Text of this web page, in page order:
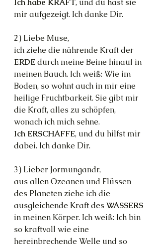
mir aufgezeigt. Ich danke Dir.
2) Liebe Muse,
ich ziehe die nährende Kraft der
ERDE durch meine Beine hinauf in
meinen Bauch. Ich weiß: Wie im
Boden, so wohnt auch in mir eine
heilige Fruchtbarkeit. Sie gibt mir
die Kraft, alles zu schöpfen,
wonach ich mich sehne.
Ich ERSCHAFFE, und du hilfst mir
dabei. Ich danke Dir.
3) Lieber Jormungandr,
aus allen Ozeanen und Flüssen
des Planeten ziehe ich die
ausgleichende Kraft des WASSERS
in meinen Körper. Ich weiß: Ich bin
so kraftvoll wie eine
hereinbrechende Welle und so